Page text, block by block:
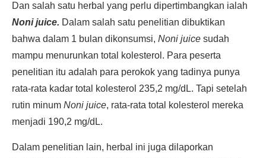
Dan salah satu herbal yang perlu dipertimbangkan ialah
Noni juice. Dalam salah satu penelitian dibuktikan
bahwa dalam 1 bulan dikonsumsi, Noni juice sudah
mampu menurunkan total kolesterol. Para peserta
penelitian itu adalah para perokok yang tadinya punya
rata-rata kadar total kolesterol 235,2 mg/dL. Tapi setelah
rutin minum Noni juice, rata-rata total kolesterol mereka
menjadi 190,2 mg/dL.
Dalam penelitian lain, herbal ini juga dilaporkan